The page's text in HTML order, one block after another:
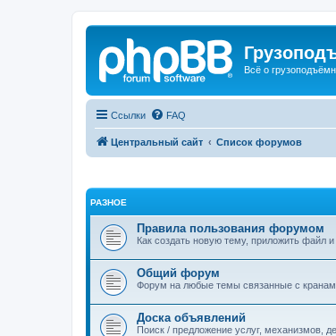
Всё о
Ссылки FAQ
Центральный сайт Список форумов
РАЗНОЕ
Правила пользования форумом
Как создать новую тему, приложить файл и
Общий форум
Форум на любые темы связанные с
Доска объявлений
Поиск / предложение услуг, механизмов,